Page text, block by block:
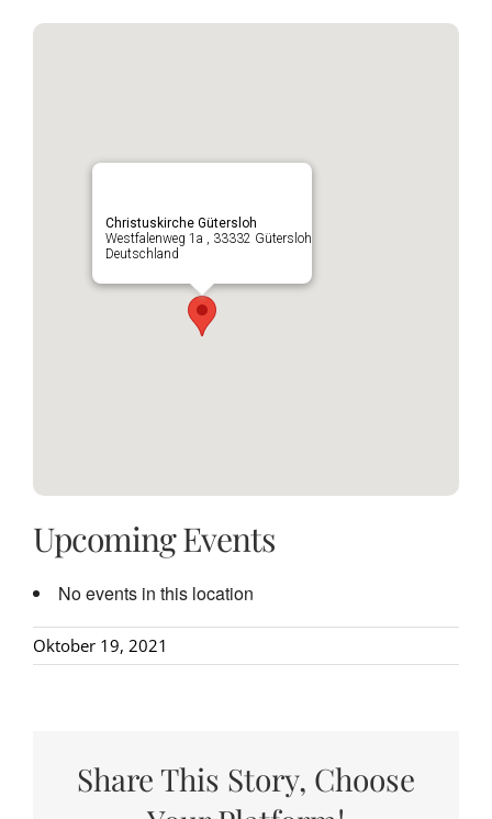
Christuskirche Gütersloh
Westfalenweg 1a , 33332 Gütersloh
Deutschland
Upcoming Events
No events in this location
Oktober 19, 2021
Share This Story, Choose